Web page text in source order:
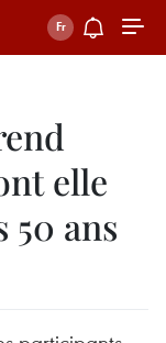
elle
ans